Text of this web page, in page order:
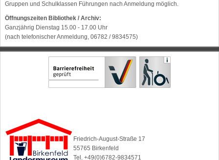
Gruppen und Schulklassen Führungen nach Anmeldung möglich.
Öffnungszeiten Bibliothek / Archiv:
Ganzjährig Dienstag 15.00 - 17.00 Uhr
(nach telefonischer Anmeldung, 06782 / 9834575)
Friedrich-August-Straße 17
55765 Birkenfeld
Tel. +49(0)6782-9834571